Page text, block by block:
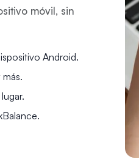
móvil, sin
Android.